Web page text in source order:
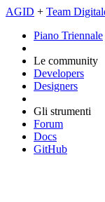
AGID + Team
Piano Triennale
Le community
Developers
Designers
Gli strumenti
Forum
Docs
GitHub